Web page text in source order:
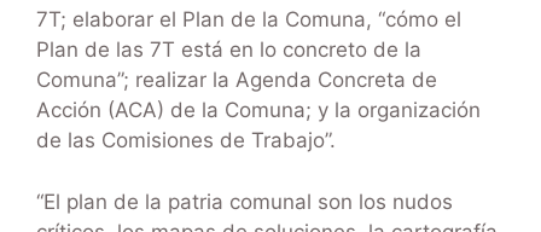
7T; elaborar el Plan de la Comuna, “cómo el
Plan de las 7T está en lo concreto de la
Comuna”; realizar la Agenda Concreta de
Acción (ACA) de la Comuna; y la organización
de las Comisiones de Trabajo”.
“El plan de la patria comunal son los nudos